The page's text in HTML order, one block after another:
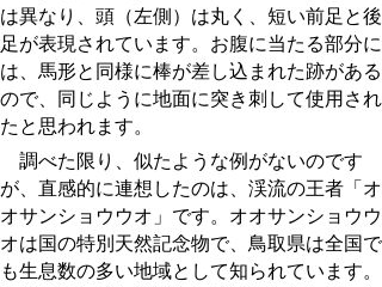
は異なり、頭（左側）は丸く、短い前足と後
足が表現されています。お腹に当たる部分に
は、馬形と同様に棒が差し込まれた跡がある
ので、同じように地面に突き刺して使用され
たと思われます。
調べた限り、似たような例がないのです
が、直感的に連想したのは、渓流の王者「オ
オサンショウウオ」です。オオサンショウウ
オは国の特別天然記念物で、鳥取県は全国で
も生息数の多い地域として知られています。